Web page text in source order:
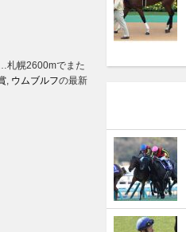
札幌2600mでまた
, ウムブルフの最新